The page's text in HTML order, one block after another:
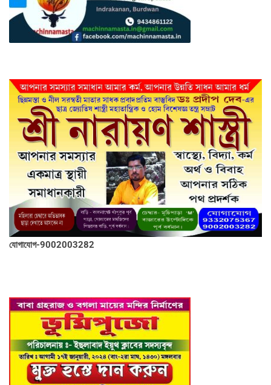
যোগাযোগ-9002003282